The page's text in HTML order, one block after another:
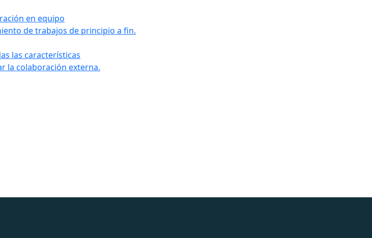
en equipo
de trabajos de principio a fin.
las características
la colaboración externa.